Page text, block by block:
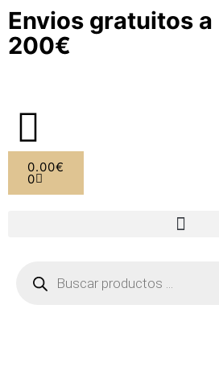
Envios gratuitos
200€
0.00€
0